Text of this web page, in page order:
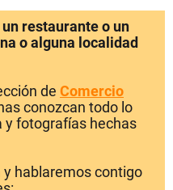
restaurante o un
o alguna localidad
de Comercio
conozcan todo lo
y fotografías hechas
y hablaremos contigo